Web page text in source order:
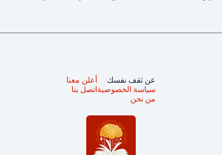
عن ثقف نفسك
سياسة الخصوصية
من نحن
أعلن معنا
اتصل بنا